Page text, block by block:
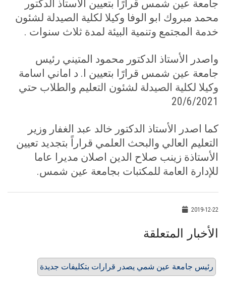
جامعة عين شمس قرارًا بتعيين الأستاذ الدكتور
محمد مبروك ابو الوفا وكيلا لكلية الصيدلة لشئون
خدمة المجتمع وتنمية البيئة لمدة ثلاث سنوات .
واصدر الأستاذ الدكتور محمود المتيني رئيس
جامعة عين شمس قرارًا بتعيين ا. د اماني اسامة
وكيلا لكلية الصيدلة لشئون التعليم والطلاب حتي
20/6/2021
كما اصدر الأستاذ الدكتور خالد عبد الغفار وزير
التعليم العالي والبحث العلمي قراراً بتجديد تعيين
الأستاذة زينب صلاح الدين اصلان مديرا عاما
للإدارة العامة للمكتبات بجامعة عين شمس.
2019-12-22
الأخبار المتعلقة
رئيس جامعة عين شمي يصدر قرارات بتكليفات جديدة